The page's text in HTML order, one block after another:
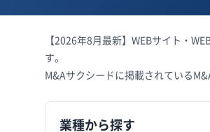
【2026年8月最新】WEBサイト・
す。
M&Aサクシードに掲載されている
業種から探す